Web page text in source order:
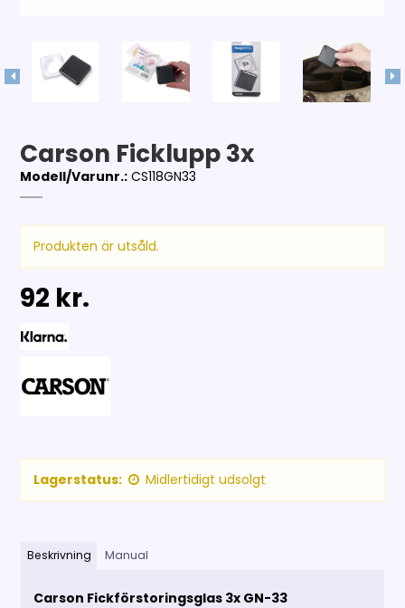
Carson Ficklupp 3x
Modell/Varunr.: CS118GN33
Produkten är utsåld.
92 kr.
Lagerstatus: Midlertidigt udsolgt
Beskrivning Manual
Carson Fickförstoringsglas 3x GN-33